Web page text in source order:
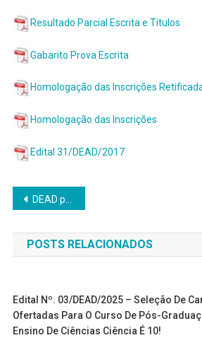
Resultado Parcial Escrita e Títulos
Gabarito Prova Escrita
Homologação das Inscrições
Homologação das Inscrições
Edital 31/DEAD/2017
Navegação
de
Post
DEAD promove curso de formação para tutores
POSTS RELACIONADOS
Edital Nº. 03/DEAD/2025 – Seleção De
Ofertadas Para O Curso De Pós-
Ensino De Ciências Ciência É 10!